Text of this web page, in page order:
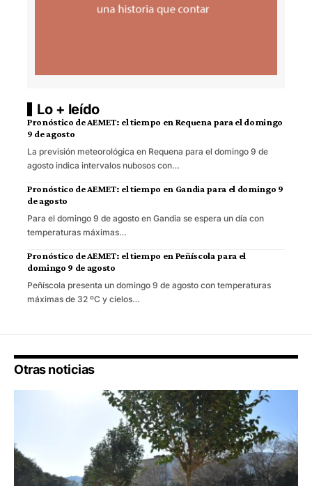
Lo + leído
Pronóstico de AEMET: el tiempo en Requena para el domingo
9 de agosto
La previsión meteorológica en Requena para el domingo 9 de
agosto indica intervalos nubosos con…
Pronóstico de AEMET: el tiempo en Gandia para el domingo 9
de agosto
Para el domingo 9 de agosto en Gandia se espera un día con
temperaturas máximas…
Pronóstico de AEMET: el tiempo en Peñíscola para el
domingo 9 de agosto
Peñíscola presenta un domingo 9 de agosto con temperaturas
máximas de 32 ºC y cielos…
Otras noticias